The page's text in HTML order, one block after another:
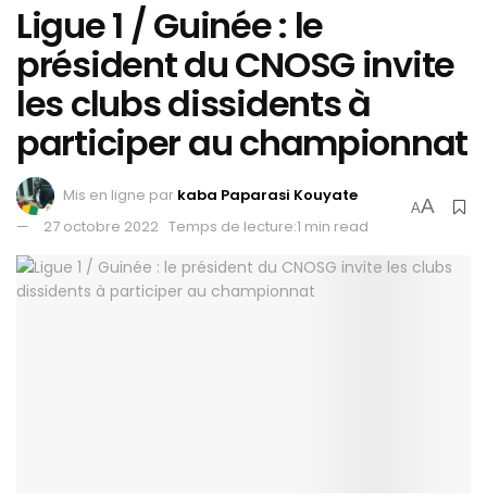
Ligue 1 / Guinée : le
président du CNOSG invite
les clubs dissidents à
participer au championnat
Mis en ligne par kaba Paparasi Kouyate
27 octobre 2022 Temps de lecture:1 min read
AA